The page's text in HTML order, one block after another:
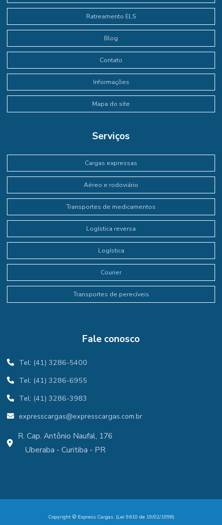
Ratreamento ELS
Blog
Contato
Informações
Mapa do site
Serviços
Cargas expressas
Aéreo e rodoviário
Transportes de medicamentos
Logística reversa
Logística
Courier
Transportes de perecíveis
Fale conosco
Tel: (41) 3286-5400
Tel: (41) 3286-6955
Tel: (41) 3286-3983
expresscargas@expresscargas.com.br
R. Cap. Antônio Naufal, 176
Uberaba - Curitiba - PR
Copyright © Express Cargas. (Lei 9610 de 19/02/1998)